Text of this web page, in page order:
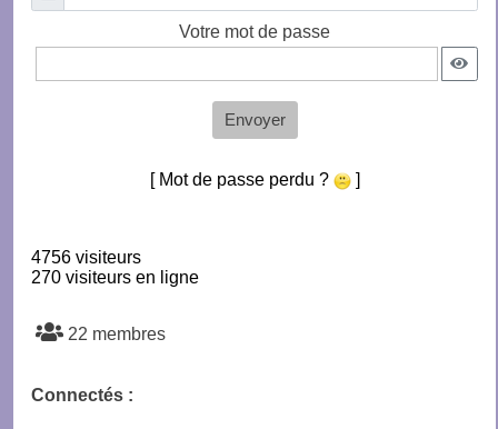
Votre mot de passe
Envoyer
[ Mot de passe perdu ? ]
4756 visiteurs
270 visiteurs en ligne
22 membres
Connectés :